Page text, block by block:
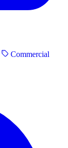
Commercial